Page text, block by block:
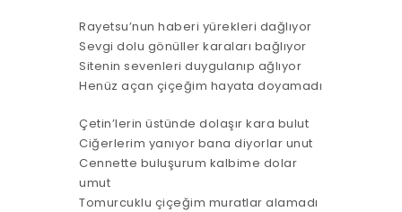
Rayetsu’nun haberi yürekleri dağlıyor
Sevgi dolu gönüller karaları bağlıyor
Sitenin sevenleri duygulanıp ağlıyor
Henüz açan çiçeğim hayata doyamadı
Çetin’lerin üstünde dolaşır kara bulut
Ciğerlerim yanıyor bana diyorlar unut
Cennette buluşurum kalbime dolar
umut
Tomurcuklu çiçeğim muratlar alamadı